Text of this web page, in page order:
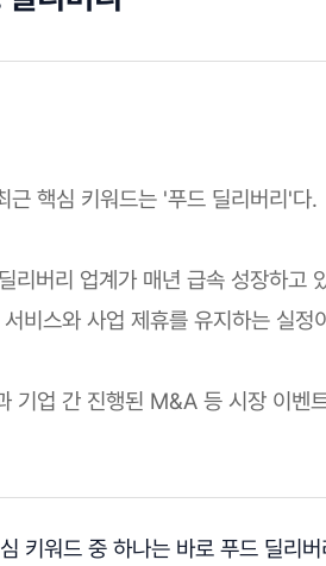
근 핵심 키워드는 '푸드 딜리버리'다.
리버리 업계가 매년 급속 성장하고
비스와 사업 제휴를 유지하는 실정
기업 간 진행된 M&A 등 시장 이벤
키워드 중 하나는 바로 푸드 딜